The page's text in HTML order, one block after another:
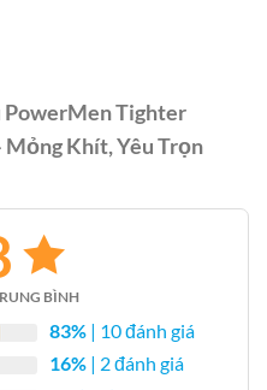
PowerMen Tighter
Khít, Yêu Trọn
BÌNH
83% | 10 đánh giá
16% | 2 đánh giá